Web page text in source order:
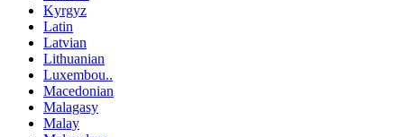
Kyrgyz
Latin
Latvian
Lithuanian
Luxembou..
Macedonian
Malagasy
Malay